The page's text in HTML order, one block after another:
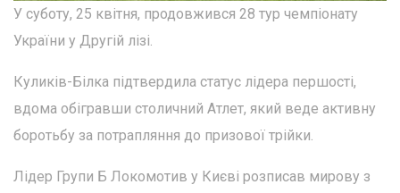
У суботу, 25 квітня, продовжився 28 тур чемпіонату
України у Другій лізі.
Куликів-Білка підтвердила статус лідера першості,
вдома обігравши столичний Атлет, який веде активну
боротьбу за потрапляння до призової трійки.
Лідер Групи Б Локомотив у Києві розписав мирову з